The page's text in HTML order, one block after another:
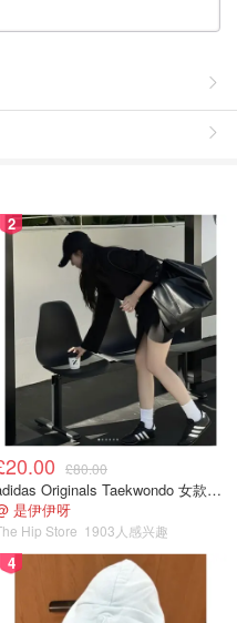
2
£80.00
adidas Originals Taekwondo 女款黑色运动鞋
是伊伊呀
Hip Store 1903人感兴趣
4